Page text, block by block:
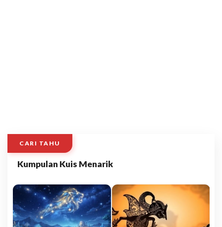
CARI TAHU
Kumpulan Kuis Menarik